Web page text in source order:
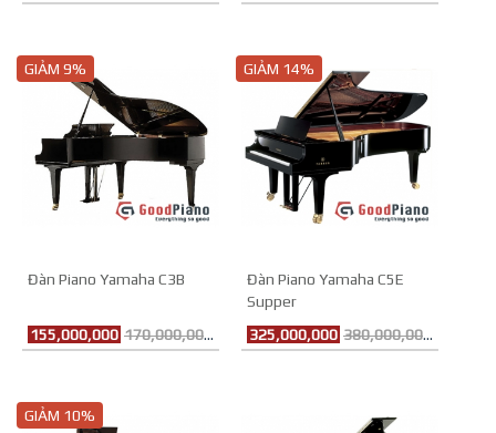
GIẢM 9%
Đàn Piano Yamaha C3B
155,000,000 170,000,000đ
GIẢM 14%
Đàn Piano Yamaha C5E
Supper
325,000,000 380,000,000đ
GIẢM 10%